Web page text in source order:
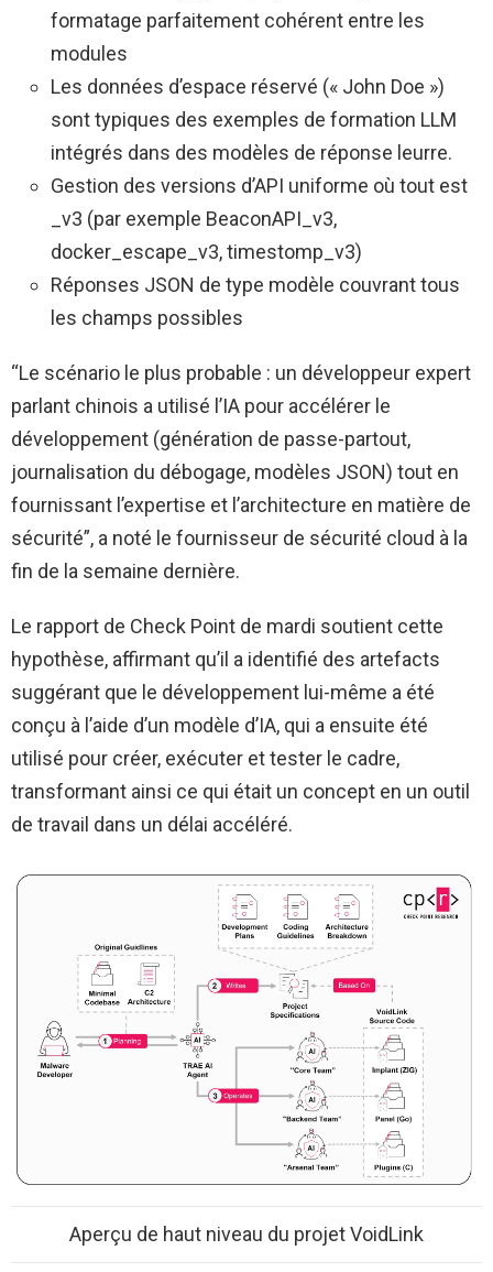
formatage parfaitement cohérent entre les
modules
Les données d’espace réservé (« John Doe »)
sont typiques des exemples de formation LLM
intégrés dans des modèles de réponse leurre.
Gestion des versions d’API uniforme où tout est
_v3 (par exemple BeaconAPI_v3,
docker_escape_v3, timestomp_v3)
Réponses JSON de type modèle couvrant tous
les champs possibles
“Le scénario le plus probable : un développeur expert
parlant chinois a utilisé l’IA pour accélérer le
développement (génération de passe-partout,
journalisation du débogage, modèles JSON) tout en
fournissant l’expertise et l’architecture en matière de
sécurité”, a noté le fournisseur de sécurité cloud à la
fin de la semaine dernière.
Le rapport de Check Point de mardi soutient cette
hypothèse, affirmant qu’il a identifié des artefacts
suggérant que le développement lui-même a été
conçu à l’aide d’un modèle d’IA, qui a ensuite été
utilisé pour créer, exécuter et tester le cadre,
transformant ainsi ce qui était un concept en un outil
de travail dans un délai accéléré.
Aperçu de haut niveau du projet VoidLink